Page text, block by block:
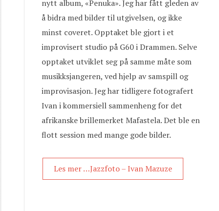
nytt album, «Penuka». Jeg har fått gleden av
å bidra med bilder til utgivelsen, og ikke
minst coveret. Opptaket ble gjort i et
improvisert studio på G60 i Drammen. Selve
opptaket utviklet seg på samme måte som
musikksjangeren, ved hjelp av samspill og
improvisasjon. Jeg har tidligere fotografert
Ivan i kommersiell sammenheng for det
afrikanske brillemerket Mafastela. Det ble en
flott session med mange gode bilder.
Les mer …Jazzfoto – Ivan Mazuze